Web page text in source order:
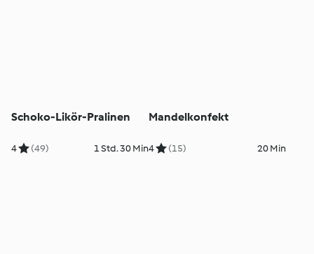
Schoko-Likör-Pralinen
4 (49) 1 Std. 30 Min
Mandelkonfekt
4 (15) 20 Min